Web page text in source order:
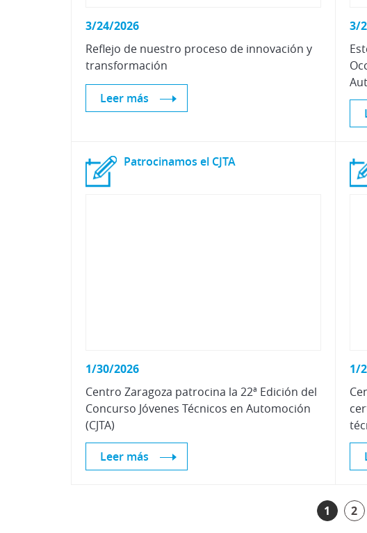
3/24/2026
Reflejo de nuestro proceso de innovación y
transformación
Leer más
3/
Patrocinamos el CJTA
1/30/2026
Centro Zaragoza patrocina la 22ª Edición del
Concurso Jóvenes Técnicos en Automoción
(CJTA)
Leer más
1/
1 2